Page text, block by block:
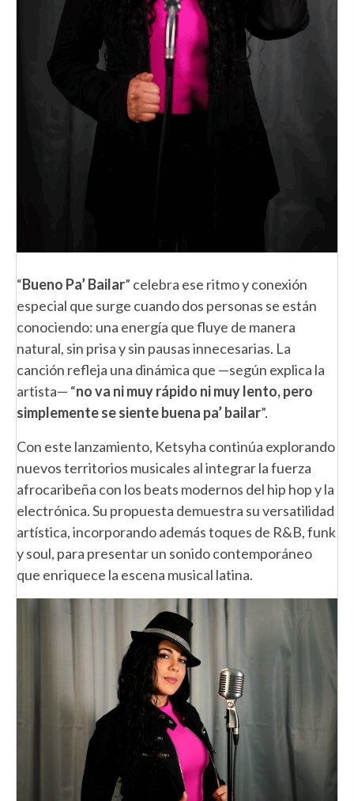
“Bueno Pa’ Bailar” celebra ese ritmo y conexión
especial que surge cuando dos personas se están
conociendo: una energía que fluye de manera
natural, sin prisa y sin pausas innecesarias. La
canción refleja una dinámica que —según explica la
artista— “no va ni muy rápido ni muy lento, pero
simplemente se siente buena pa’ bailar”.
Con este lanzamiento, Ketsyha continúa explorando
nuevos territorios musicales al integrar la fuerza
afrocaribeña con los beats modernos del hip hop y la
electrónica. Su propuesta demuestra su versatilidad
artística, incorporando además toques de R&B, funk
y soul, para presentar un sonido contemporáneo
que enriquece la escena musical latina.